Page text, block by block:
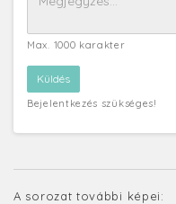
Max. 1000 karakter
Bejelentkezés szükséges!
A sorozat további képei: